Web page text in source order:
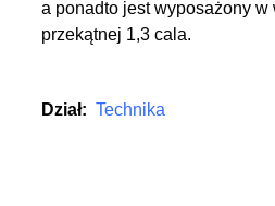
a ponadto jest wyposażony w
przekątnej 1,3 cala.
Dział: Technika